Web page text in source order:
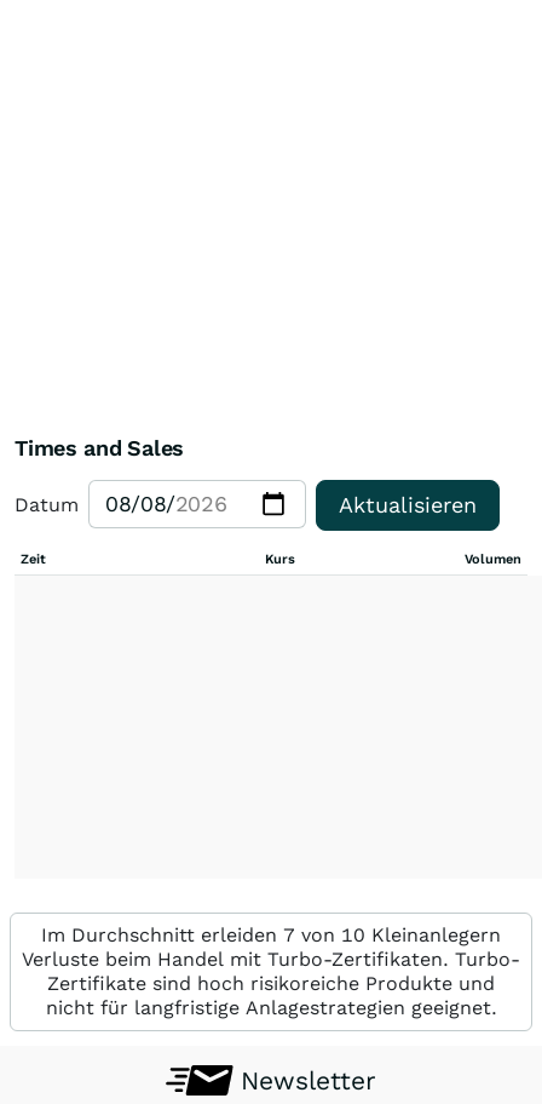
Times and Sales
Datum Aktualisieren
Zeit Kurs Volumen
Im Durchschnitt erleiden 7 von 10 Kleinanlegern
Verluste beim Handel mit Turbo-Zertifikaten. Turbo-
Zertifikate sind hoch risikoreiche Produkte und
nicht für langfristige Anlagestrategien geeignet.
Newsletter